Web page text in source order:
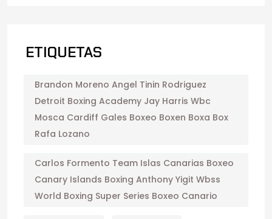
ETIQUETAS
Brandon Moreno Angel Tinin Rodriguez
Detroit Boxing Academy Jay Harris Wbc
Mosca Cardiff Gales Boxeo Boxen Boxa Box
Rafa Lozano
Carlos Formento Team Islas Canarias Boxeo
Canary Islands Boxing Anthony Yigit Wbss
World Boxing Super Series Boxeo Canario